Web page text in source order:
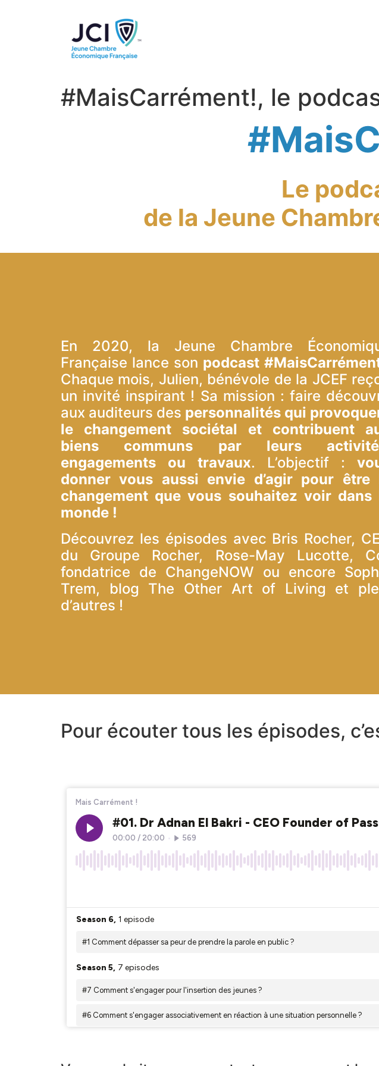
#MaisCarrément!, le
Le
de la Jeune
En 2020, la Jeune Chambre
Française lance son podcast
Chaque mois, Julien, bénévole de la JCEF
un invité inspirant ! Sa mission : faire
aux auditeurs des personnalités qui
le changement sociétal et contribuent
biens communs par leurs
engagements ou travaux. L’objectif :
donner vous aussi envie d’agir pour être
changement que vous souhaitez voir dans
monde !
Découvrez les épisodes avec Bris Rocher,
du Groupe Rocher, Rose-May Lucotte,
fondatrice de ChangeNOW ou encore
Trem, blog The Other Art of Living et
d’autres !
Pour écouter tous les épisodes,